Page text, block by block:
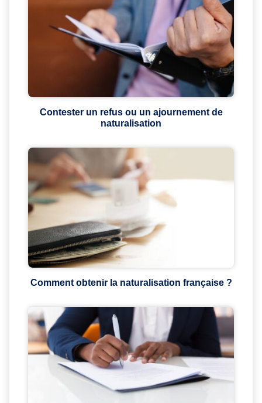
Contester un refus ou un ajournement de
naturalisation
Comment obtenir la naturalisation française ?